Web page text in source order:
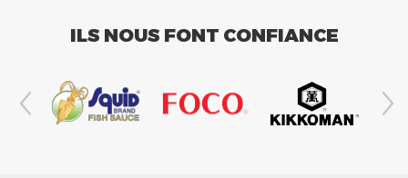
ILS NOUS FONT CONFIANCE